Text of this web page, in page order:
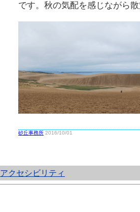
です。秋の気配を感じながら
砂丘事務所 2016/10/01
アクセシビリティ